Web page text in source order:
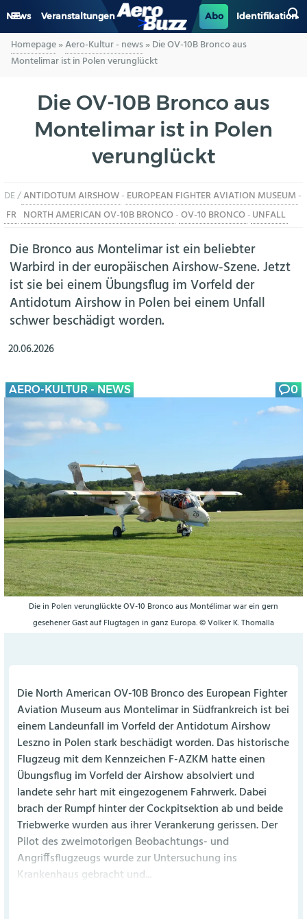
News Veranstaltungen Abo Identifikation
GENERAL AVIATION
LUFTVERKEHR
INDUSTRIE
BERUFE
AERO-KULTUR
Homepage»Aero-Kultur - news»Die OV-10B Bronco aus
Montelimar ist in Polen verunglückt
Die OV-10B Bronco aus
Montelimar ist in Polen
verunglückt
DE /
FR
ANTIDOTUM AIRSHOW- EUROPEAN FIGHTER AVIATION MUSEUM -
NORTH AMERICAN OV-10B BRONCO-OV-10 BRONCO-UNFALL
Die Bronco aus Montelimar ist ein beliebter
Warbird in der europäischen Airshow-Szene. Jetzt
ist sie bei einem Übungsflug im Vorfeld der
Antidotum Airshow in Polen bei einem Unfall
schwer beschädigt worden.
20.06.2026
AERO-KULTUR - NEWS 0
Die in Polen verunglückte OV-10 Bronco aus Montélimar war ein gern
gesehener Gast auf Flugtagen in ganz Europa. © Volker K. Thomalla
Die North American OV-10B Bronco des European Fighter
Aviation Museum aus Montelimar in Südfrankreich ist bei
einem Landeunfall im Vorfeld der Antidotum Airshow
Leszno in Polen stark beschädigt worden. Das historische
Flugzeug mit dem Kennzeichen F-AZKM hatte einen
Übungsflug im Vorfeld der Airshow absolviert und
landete sehr hart mit eingezogenem Fahrwerk. Dabei
brach der Rumpf hinter der Cockpitsektion ab und beide
Triebwerke wurden aus ihrer Verankerung gerissen. Der
Pilot des zweimotorigen Beobachtungs- und
Angriffsflugzeugs wurde zur Untersuchung ins
Krankenhaus gebracht und...